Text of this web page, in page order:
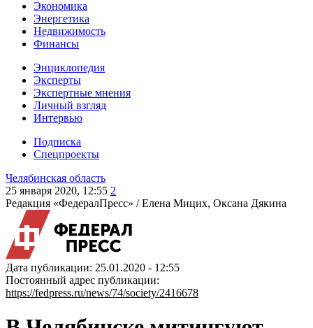
Экономика
Энергетика
Недвижимость
Финансы
Энциклопедия
Эксперты
Экспертные мнения
Личный взгляд
Интервью
Подписка
Спецпроекты
Челябинская область
25 января 2020, 12:55 2
Редакция «ФедералПресс» /Елена Мицих, Оксана Дякина
Дата публикации: 25.01.2020 - 12:55
Постоянный адрес публикации:
https://fedpress.ru/news/74/society/2416678